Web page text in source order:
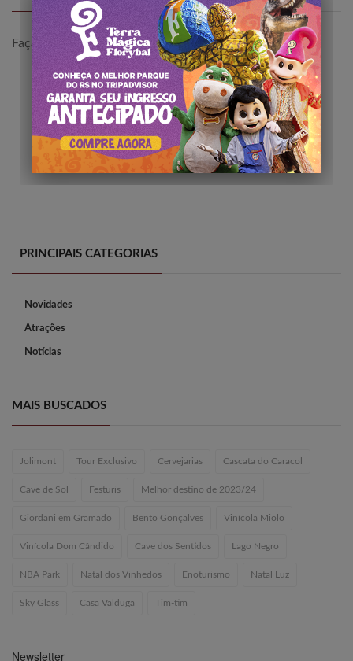
Faça login para comentar a publicação.
PRINCIPAIS CATEGORIAS
Novidades
Atrações
Notícias
MAIS BUSCADOS
Jolimont Tour Exclusivo Cervejarias Cascata do Caracol
Cave de Sol Festuris Melhor destino de 2023/24
Giordani em Gramado Bento Gonçalves Vinícola Miolo
Vinícola Dom Cândido Cave dos Sentidos Lago Negro
NBA Park Natal dos Vinhedos Enoturismo Natal Luz
Sky Glass Casa Valduga Tim-tim
Newsletter